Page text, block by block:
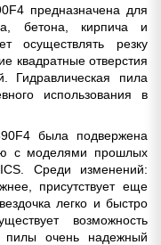
предназначена для
бетона, кирпича и
осуществлять резку
квадратные отверстия
Гидравлическая пила
использования в
была подвержена
с моделями прошлых
Среди изменений:
присутствует еще
легко и быстро
возможность
пилы очень надежный